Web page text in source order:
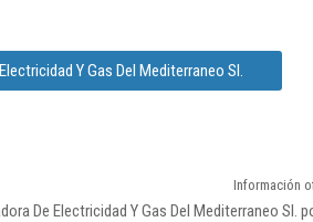
Y Gas Del Mediterraneo Sl.
Información
De Electricidad Y Gas Del Mediterraneo Sl.